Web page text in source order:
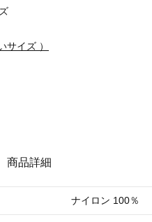
イズ ）
商品詳細
ナイロン 100％